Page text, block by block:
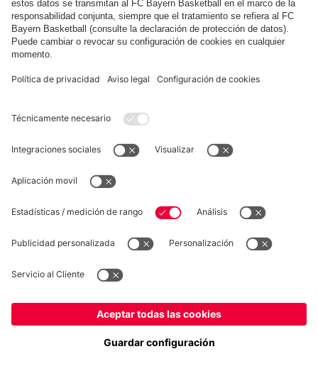
FC Bayern Store App
Privacidad
Configuración de las cookies
*Los precios incluyen el IVA y los gastos de envío
© FC Bayern München AG
FC Bayern München AG, Säbener Str. 51-57, 81547 München
Españapara entregar allí!
Globalpara entregar allí!